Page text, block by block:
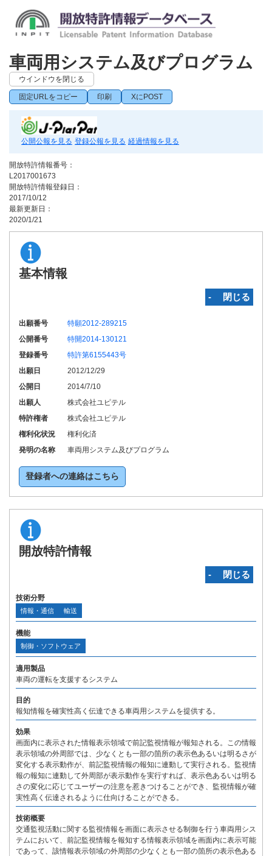
車両用システム及びプログラム
ウインドウを閉じる
固定URLをコピー 印刷 XにPOST
公開公報を見る 登録公報を見る 経過情報を見る
開放特許情報番号：
L2017001673
開放特許情報登録日：
2017/10/12
最新更新日：
2020/1/21
基本情報
‐ 閉じる
出願番号
特願2012-289215
公開番号
特開2014-130121
登録番号
特許第6155443号
出願日
2012/12/29
公開日
2014/7/10
出願人
株式会社ユピテル
特許権者
株式会社ユピテル
権利化状況
権利化済
発明の名称
車両用システム及びプログラム
登録者への連絡はこちら
開放特許情報
‐ 閉じる
技術分野
情報・通信 輸送
機能
制御・ソフトウェア
適用製品
車両の運転を支援するシステム
目的
報知情報を確実性高く伝達できる車両用システムを提供する。
効果
画面内に表示された情報表示領域で前記監視情報が報知される。この情報
表示領域の外周部では、少なくとも一部の箇所の表示色あるいは明るさが
変化する表示動作が、前記監視情報の報知に連動して実行される。監視情
報の報知に連動して外周部が表示動作を実行すれば、表示色あるいは明る
さの変化に応じてユーザーの注意を惹きつけることができ、監視情報が確
実性高く伝達されるように仕向けることができる。
技術概要
交通監視活動に関する監視情報を画面に表示させる制御を行う車両用シス
テムにおいて、前記監視情報を報知する情報表示領域を画面内に表示可能
であって、該情報表示領域の外周部の少なくとも一部の箇所の表示色ある